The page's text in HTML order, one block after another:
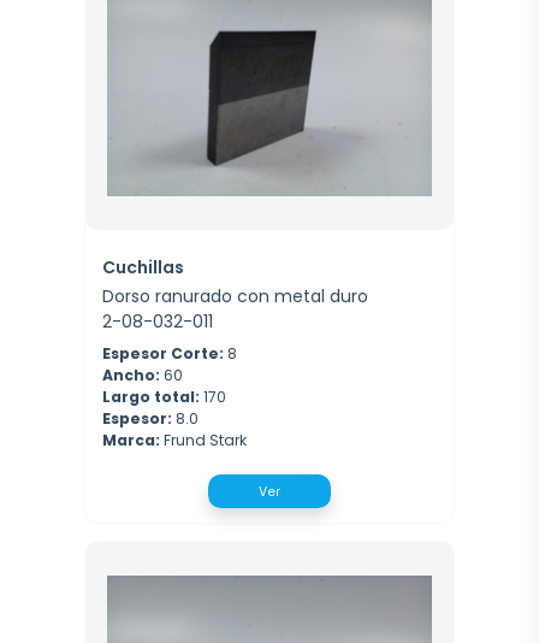
Cuchillas
Dorso ranurado con metal duro
2-08-032-011
Espesor Corte: 8
Ancho: 60
Largo total: 170
Espesor: 8.0
Marca: Frund Stark
Ver